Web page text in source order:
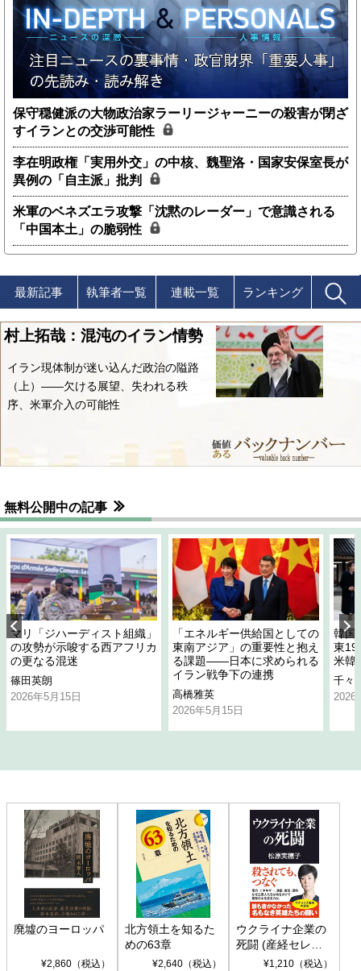
保守穏健派の大物政治家ラーリージャーニーの殺害が閉ざ
すイランとの交渉可能性
李在明政権「実用外交」の中核、魏聖洛・国家安保室長が
異例の「自主派」批判
米軍のベネズエラ攻撃「沈黙のレーダー」で意識される
「中国本土」の脆弱性
最新記事 執筆者一覧 連載一覧 ランキング
村上拓哉：混沌のイラン情勢
イラン現体制が迷い込んだ政治の隘路
（上）――欠ける展望、失われる秩
序、米軍介入の可能性
無料公開中の記事
マリ「ジハーディスト組織」
の攻勢が示唆する西アフリカ
の更なる混迷
篠田英朗
2026年5月15日
「エネルギー供給国としての
東南アジア」の重要性と抱え
る課題――日本に求められる
イラン戦争下の連携
高橋雅英
2026年5月15日
韓国
東
米韓
千々
2026
廃墟のヨーロッパ
¥2,860（税込）
北方領土を知るた
めの63章
¥2,640（税込）
ウクライナ企業の
死闘 (産経セレク
ト S 039)¥1,210（税込）